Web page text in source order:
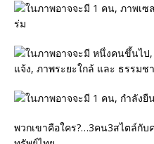
พวกเขาคือใคร?…3คน3สไตล์กับ